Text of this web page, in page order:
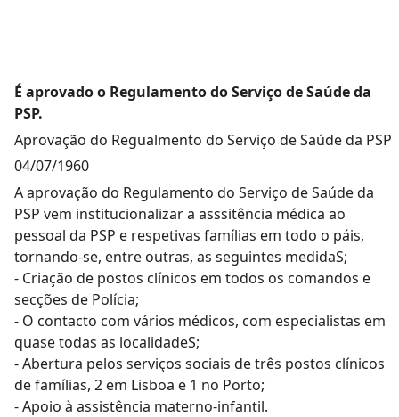
É aprovado o Regulamento do Serviço de Saúde da
PSP.
Aprovação do Regualmento do Serviço de Saúde da PSP
04/07/1960
A aprovação do Regulamento do Serviço de Saúde da
PSP vem institucionalizar a asssitência médica ao
pessoal da PSP e respetivas famílias em todo o páis,
tornando-se, entre outras, as seguintes medidaS;
- Criação de postos clínicos em todos os comandos e
secções de Polícia;
- O contacto com vários médicos, com especialistas em
quase todas as localidadeS;
- Abertura pelos serviços sociais de três postos clínicos
de famílias, 2 em Lisboa e 1 no Porto;
- Apoio à assistência materno-infantil.